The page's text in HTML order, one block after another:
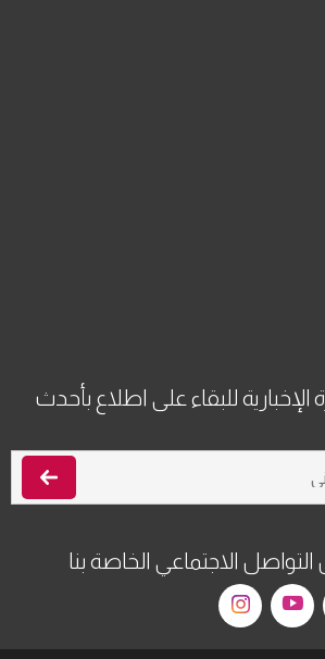
للبقاء على اطلاع بأحدث
الاجتماعي الخاصة بنا